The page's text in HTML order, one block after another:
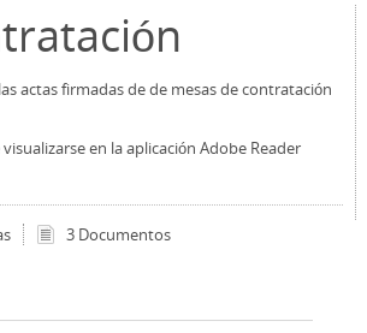
actas firmadas de de mesas de contratación
en la aplicación Adobe Reader
3 Documentos